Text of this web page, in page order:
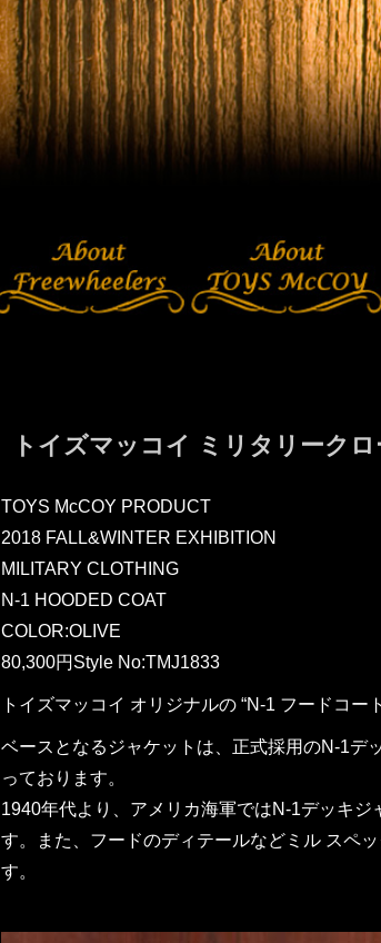
トイズマッコイ ミリタリーク
TOYS McCOY PRODUCT
2018 FALL&WINTER EXHIBITION
MILITARY CLOTHING
N-1 HOODED COAT
COLOR:OLIVE
80,300円Style No:TMJ1833
トイズマッコイ オリジナルの “N-1 フードコー
ベースとなるジャケットは、正式採用のN-1デ
っております。
1940年代より、アメリカ海軍ではN-1デッキ
す。また、フードのディテールなどミル スペ
す。